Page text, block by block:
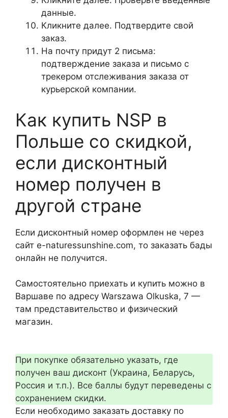
данные.
Кликните далее. Подтвердите свой
заказ.
На почту придут 2 письма:
подтверждение заказа и письмо с
трекером отслеживания заказа от
курьерской компании.
Как купить NSP в
Польше со скидкой,
если дисконтный
номер получен в
другой стране
Если дисконтный номер оформлен не через
сайт e-naturessunshine.com, то заказать бады
онлайн не получится.
Самостоятельно приехать и купить можно в
Варшаве по адресу Warszawa Olkuska, 7 —
там представительство и физический
магазин.
При покупке обязательно указать, где
получен ваш дисконт (Украина, Беларусь,
Россия и т.п.). Все баллы будут переведены с
сохранением скидки.
Если необходимо заказать доставку по